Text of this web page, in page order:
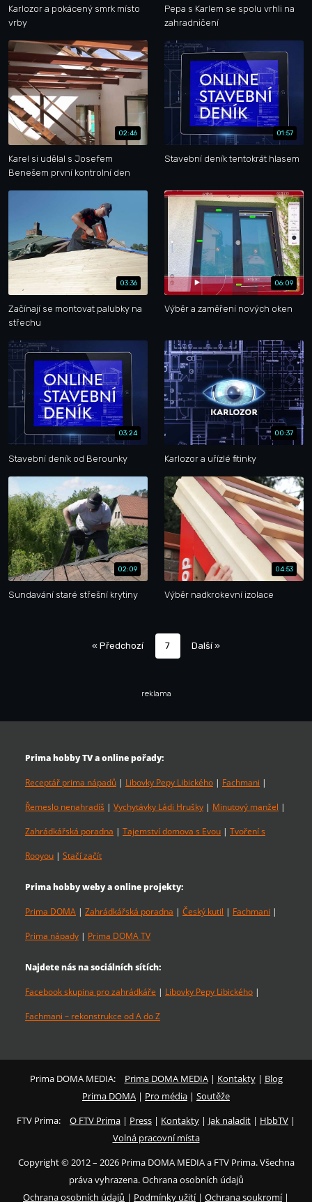
Karlozor a pokácený smrk místo
vrby
Pepa s Karlem se spolu vrhli na
zahradničení
02:46
Karel si udělal s Josefem
Benešem první kontrolní den
01:57
Stavební deník tentokrát hlasem
03:36
Začínají se montovat palubky na
střechu
06:09
Výběr a zaměření nových oken
03:24
Stavební deník od Berounky
00:37
Karlozor a uřízlé fitinky
02:09
Sundavání staré střešní krytiny
04:53
Výběr nadkrokevní izolace
« Předchozí 7 Další »
reklama
Prima hobby TV a online pořady:
Receptář prima nápadů | Libovky Pepy Libického | Fachmani |
Řemeslo nenahradíš | Vychytávky Ládi Hrušky | Minutový manžel |
Zahrádkářská poradna | Tajemství domova s Evou | Tvoření s
Rooyou | Stačí začít
Prima hobby weby a online projekty:
Prima DOMA | Zahrádkářská poradna | Český kutil | Fachmani |
Prima nápady | Prima DOMA TV
Najdete nás na sociálních sítích:
Facebook skupina pro zahrádkáře | Libovky Pepy Libického |
Fachmani – rekonstrukce od A do Z
Prima DOMA MEDIA: Prima DOMA MEDIA| Kontakty| Blog
Prima DOMA | Pro média | Soutěže
FTV Prima:
O FTV Prima | Press | Kontakty | Jak naladit | HbbTV |
Volná pracovní místa
Copyright © 2012 – 2026 Prima DOMA MEDIA a FTV Prima. Všechna
práva vyhrazena. Ochrana osobních údajů
Ochrana osobních údajů | Podmínky užití| Ochrana soukromí|